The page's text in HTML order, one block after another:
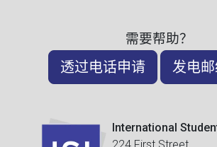
需要帮助？
透过电话申请 发电
International